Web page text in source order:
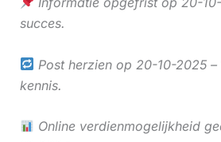
succes.
Post herzien op 20-10-2025
kennis.
Online verdienmogelijkheid